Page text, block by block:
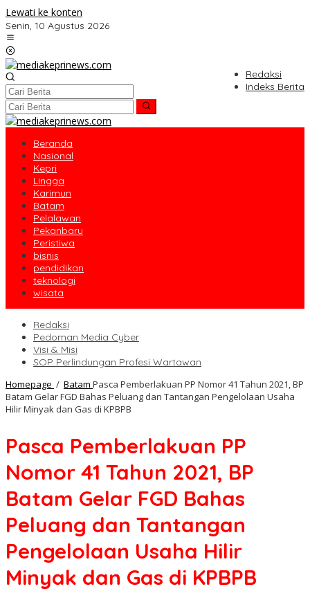
Lewati ke konten
Senin, 10 Agustus 2026
Redaksi
Indeks Berita
Beranda
Nasional
Kepri
Lingga
Karimun
Batam
Pelalawan
Pekanbaru
Peristiwa
bisnis
pendidikan
teknologi
wisata
Redaksi
Pedoman Media Cyber
Visi & Misi
SOP Perlindungan Profesi Wartawan
Homepage / Batam Pasca Pemberlakuan PP Nomor 41 Tahun 2021, BP
Batam Gelar FGD Bahas Peluang dan Tantangan Pengelolaan Usaha
Hilir Minyak dan Gas di KPBPB
Pasca Pemberlakuan PP
Nomor 41 Tahun 2021, BP
Batam Gelar FGD Bahas
Peluang dan Tantangan
Pengelolaan Usaha Hilir
Minyak dan Gas di KPBPB